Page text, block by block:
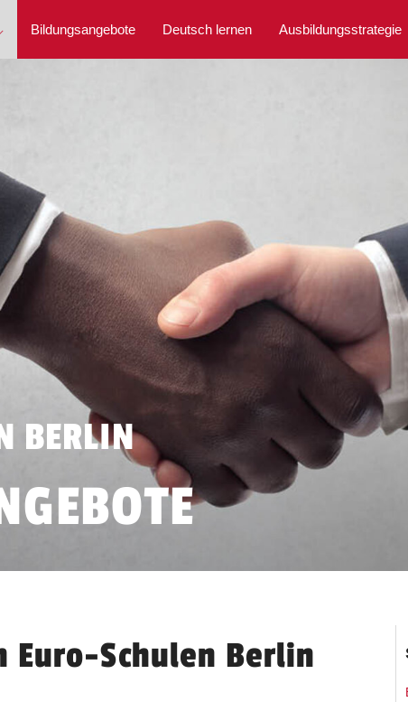
Bildungsangebote Deutsch lernen Ausbildungsstrategie
BERLIN
Euro-Schulen Berlin